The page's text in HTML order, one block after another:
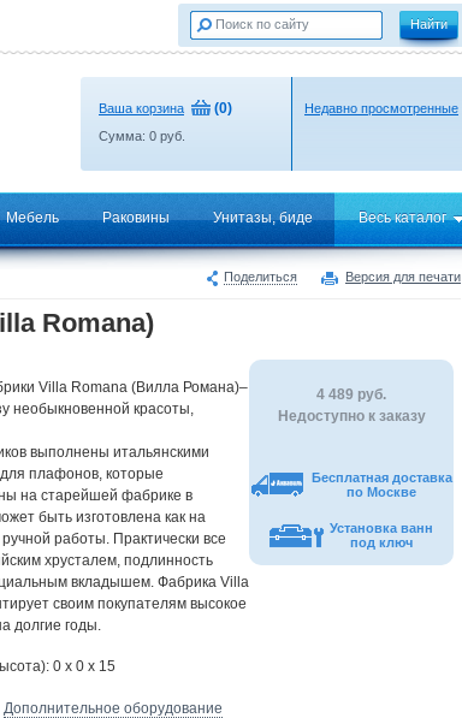
Ваша корзина (0)
Сумма: 0 руб.
Недавно просмотренные
Мебель Раковины Унитазы, биде Весь каталог
Поделиться Версия для печати
Romana)
Villa Romana (Вилла Романа)–
необыкновенной красоты,
выполнены итальянскими
плафонов, которые
на старейшей фабрике в
быть изготовлена как на
работы. Практически все
хрусталем, подлинность
вкладышем. Фабрика Villa
своим покупателям высокое
долгие годы.
0 x 0 x 15
4 489 руб.
Недоступно к заказу
Бесплатная доставка
по Москве
Установка ванн
под ключ
Дополнительное оборудование